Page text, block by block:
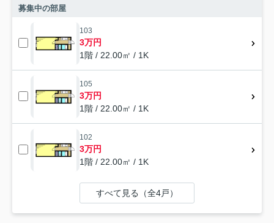
募集中の部屋
103
3万円
1階 / 22.00㎡ / 1K
105
3万円
1階 / 22.00㎡ / 1K
102
3万円
1階 / 22.00㎡ / 1K
すべて見る（全4戸）